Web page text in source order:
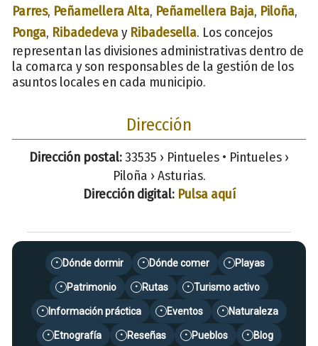
Parres, Peñamellera Alta, Peñamellera Baja, Piloña,
Ponga, Ribadedevay Ribadesella. Los concejos
representan las divisiones administrativas dentro de
la comarca y son responsables de la gestión de los
asuntos locales en cada municipio.
Dirección
Dirección postal:33535 › Pintueles • Pintueles ›
Piloña › Asturias.
Dirección digital: Pulsa aquí
• Dónde dormir • Dónde comer • Playas
• Patrimonio • Rutas • Turismo activo
• Información práctica • Eventos • Naturaleza
• Etnografía • Reseñas • Pueblos • Blog